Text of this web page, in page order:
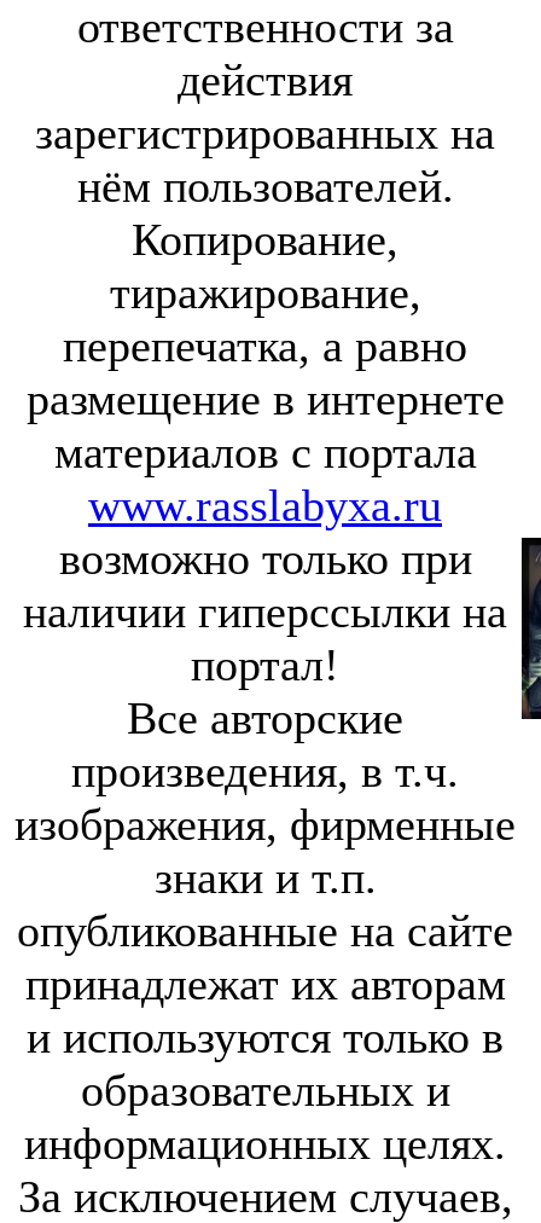
ответственности за
действия
зарегистрированных на
нём пользователей.
Копирование,
тиражирование,
перепечатка, а равно
размещение в интернете
материалов с портала
www.rasslabyxa.ru
возможно только при
наличии гиперссылки на
портал!
Все авторские
произведения, в т.ч.
изображения, фирменные
знаки и т.п.
опубликованные на сайте
принадлежат их авторам
и используются только в
образовательных и
информационных целях.
За исключением случаев,